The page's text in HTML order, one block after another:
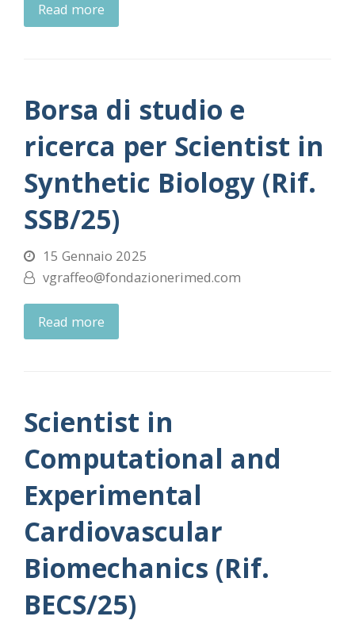
Read more
Borsa di studio e
ricerca per Scientist in
Synthetic Biology (Rif.
SSB/25)
15 Gennaio 2025
vgraffeo@fondazionerimed.com
Read more
Scientist in
Computational and
Experimental
Cardiovascular
Biomechanics (Rif.
BECS/25)